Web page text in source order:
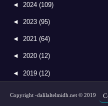
◄ 2024 (109)
◄ 2023 (95)
◄ 2021 (64)
◄ 2020 (12)
◄ 2019 (12)
Copyright -dalilaltelmidh.net © 2019